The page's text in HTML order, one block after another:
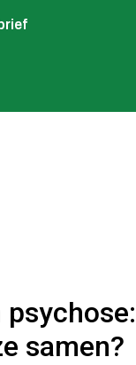
samen?